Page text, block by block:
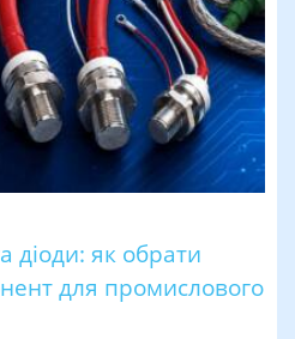
діоди: як обрати
для промислового